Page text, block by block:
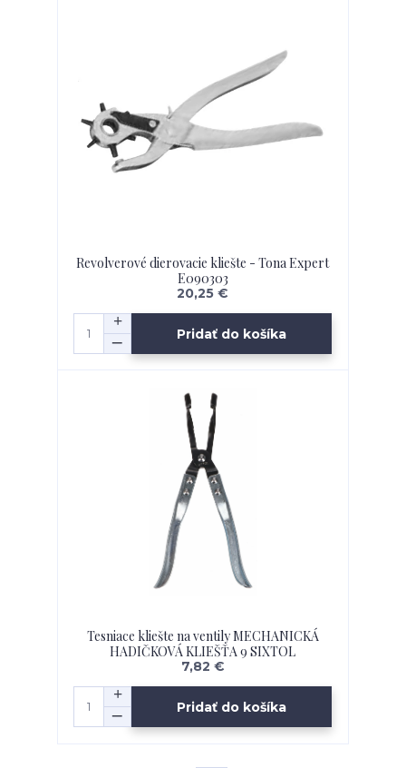
Revolverové dierovacie kliešte - Tona Expert
E090303
20,25 €
Pridať do košíka
Tesniace kliešte na ventily MECHANICKÁ
HADIČKOVÁ KLIEŠŤA 9 SIXTOL
7,82 €
Pridať do košíka